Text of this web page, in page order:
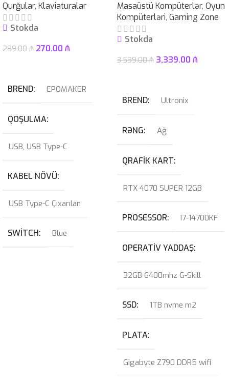
Qurğular, Klaviaturalar
Stokda
289.00₼ 270.00 ₼
BREND EPOMAKER
QOŞULMA
USB, USB Type-C
KABEL NÖVÜ
USB Type-C Çıxarılan
SWITCH Blue
Masaüstü Kompüterlər, Oyun
Kompüterləri, Gaming Zone
Stokda
3,599.00₼ 3,339.00 ₼
BREND Ultronix
RƏNG Ağ
QRAFIK KART
RTX 4070 SUPER 12GB
PROSESSOR I7-14700KF
OPERATIV YADDAŞ
32GB 6400mhz G-Skill
SSD 1TB nvme m2
PLATA
Gigabyte Z790 DDR5 wifi